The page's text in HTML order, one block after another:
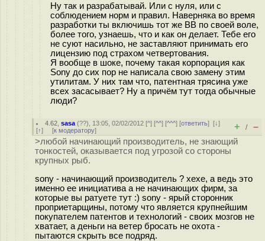
Ну так и разрабатывай. Или с нуля, или с
соблюдением норм и правил. Наверняка во время
разработки ты включишь тот же BB по своей воле,
более того, узнаешь, что и как он делает. Тебе его
не суют насильно, не заставляют принимать его
лицензию под страхом четвертования.
Я вообще в шоке, почему такая корпорация как
Sony до сих пор не написала свою замену этим
утилитам. У них там что, патентная трясина уже
всех засасывает? Ну а причём тут тогда обычные
люди?
4.62 ,sasa (??), 13:05, 02/02/2012 [^] [^^] [^^^] [ответить][↓]
[↑] [к модератору] + / –
>любой начинающий производитель, не знающий
тонкостей, оказывается под угрозой со стороны
крупных рыб.
sony - начинающий производитель ? хехе, а ведь это
именно ее инициатива а не начинающих фирм, за
которые вы ратуете тут :) sony - ярый сторонник
проприетарщины, потому что является крупнейшим
покупателем патентов и технологий - своих мозгов не
хватает, а деньги на ветер бросать не охота -
пытаются скрыть все подряд.